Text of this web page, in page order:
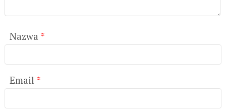
Nazwa *
Email *